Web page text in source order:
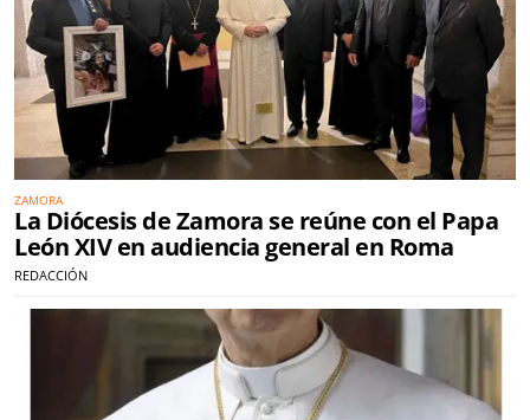
ZAMORA
La Diócesis de Zamora se reúne con el Papa
León XIV en audiencia general en Roma
REDACCIÓN